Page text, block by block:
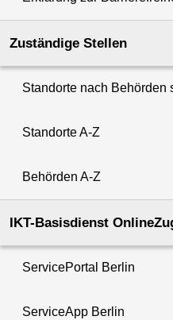
Zuständige Stellen
Standorte nach Behörden
Standorte A-Z
Behörden A-Z
IKT-Basisdienst
ServicePortal Berlin
ServiceApp Berlin